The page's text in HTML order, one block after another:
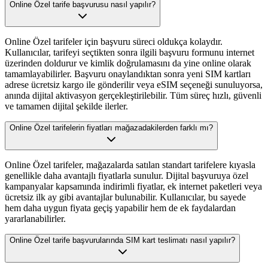
Online Özel tarife başvurusu nasıl yapılır?
Online Özel tarifeler için başvuru süreci oldukça kolaydır.
Kullanıcılar, tarifeyi seçtikten sonra ilgili başvuru formunu internet
üzerinden doldurur ve kimlik doğrulamasını da yine online olarak
tamamlayabilirler. Başvuru onaylandıktan sonra yeni SIM kartları
adrese ücretsiz kargo ile gönderilir veya eSIM seçeneği sunuluyorsa,
anında dijital aktivasyon gerçekleştirilebilir. Tüm süreç hızlı, güvenli
ve tamamen dijital şekilde ilerler.
Online Özel tarifelerin fiyatları mağazadakilerden farklı mı?
Online Özel tarifeler, mağazalarda satılan standart tarifelere kıyasla
genellikle daha avantajlı fiyatlarla sunulur. Dijital başvuruya özel
kampanyalar kapsamında indirimli fiyatlar, ek internet paketleri veya
ücretsiz ilk ay gibi avantajlar bulunabilir. Kullanıcılar, bu sayede
hem daha uygun fiyata geçiş yapabilir hem de ek faydalardan
yararlanabilirler.
Online Özel tarife başvurularında SIM kart teslimatı nasıl yapılır?